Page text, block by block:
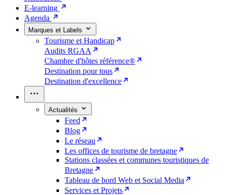
E-learning
Agenda
Marques et Labels
Tourisme et Handicap
Audits RGAA
Chambre d'hôtes référence®
Destination pour tous
Destination d'excellence
Actualités
Feed
Blog
Le réseau
Les offices de tourisme de bretagne
Stations classées et communes touristiques de
Bretagne
Tableau de bord Web et Social Media
Services et Projets